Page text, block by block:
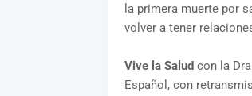
la primera muerte por
volver a tener
Vive la Saludcon la
Español, con